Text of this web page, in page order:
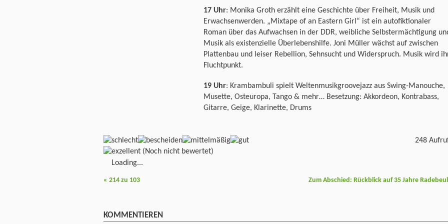
17 Uhr: Monika Groth erzählt eine Geschichte über Freiheit, Musik und
Erwachsenwerden. „Mixtape of an Eastern Girl“ ist ein autofiktionaler
Roman über das Aufwachsen in der DDR, weibliche Selbstermächtigung
Musik als existenzielle Überlebenshilfe. Joni Müller wächst auf zwischen
Plattenbau und leiser Rebellion, Sehnsucht und Widerspruch. Musik wird
Fluchtpunkt.
19 Uhr: Krambambuli spielt Weltenmusikgroovejazz aus Swing-Manouche,
Musette, Osteuropa, Tango & mehr… Besetzung: Akkordeon, Kontrabass,
Gitarre, Geige, Klarinette, Drums
(Noch nicht bewertet)
Loading...
248
« 214 zu 103 Zum Abschied: Rückblick auf 35 Jahre Radebeul
KOMMENTIEREN